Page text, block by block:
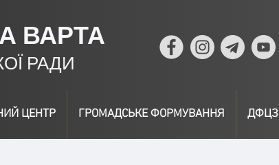
ВАРТА
РАДИ
ЦЕНТР ГРОМАДСЬКЕ ФОРМУВАННЯ ДФЦЗ